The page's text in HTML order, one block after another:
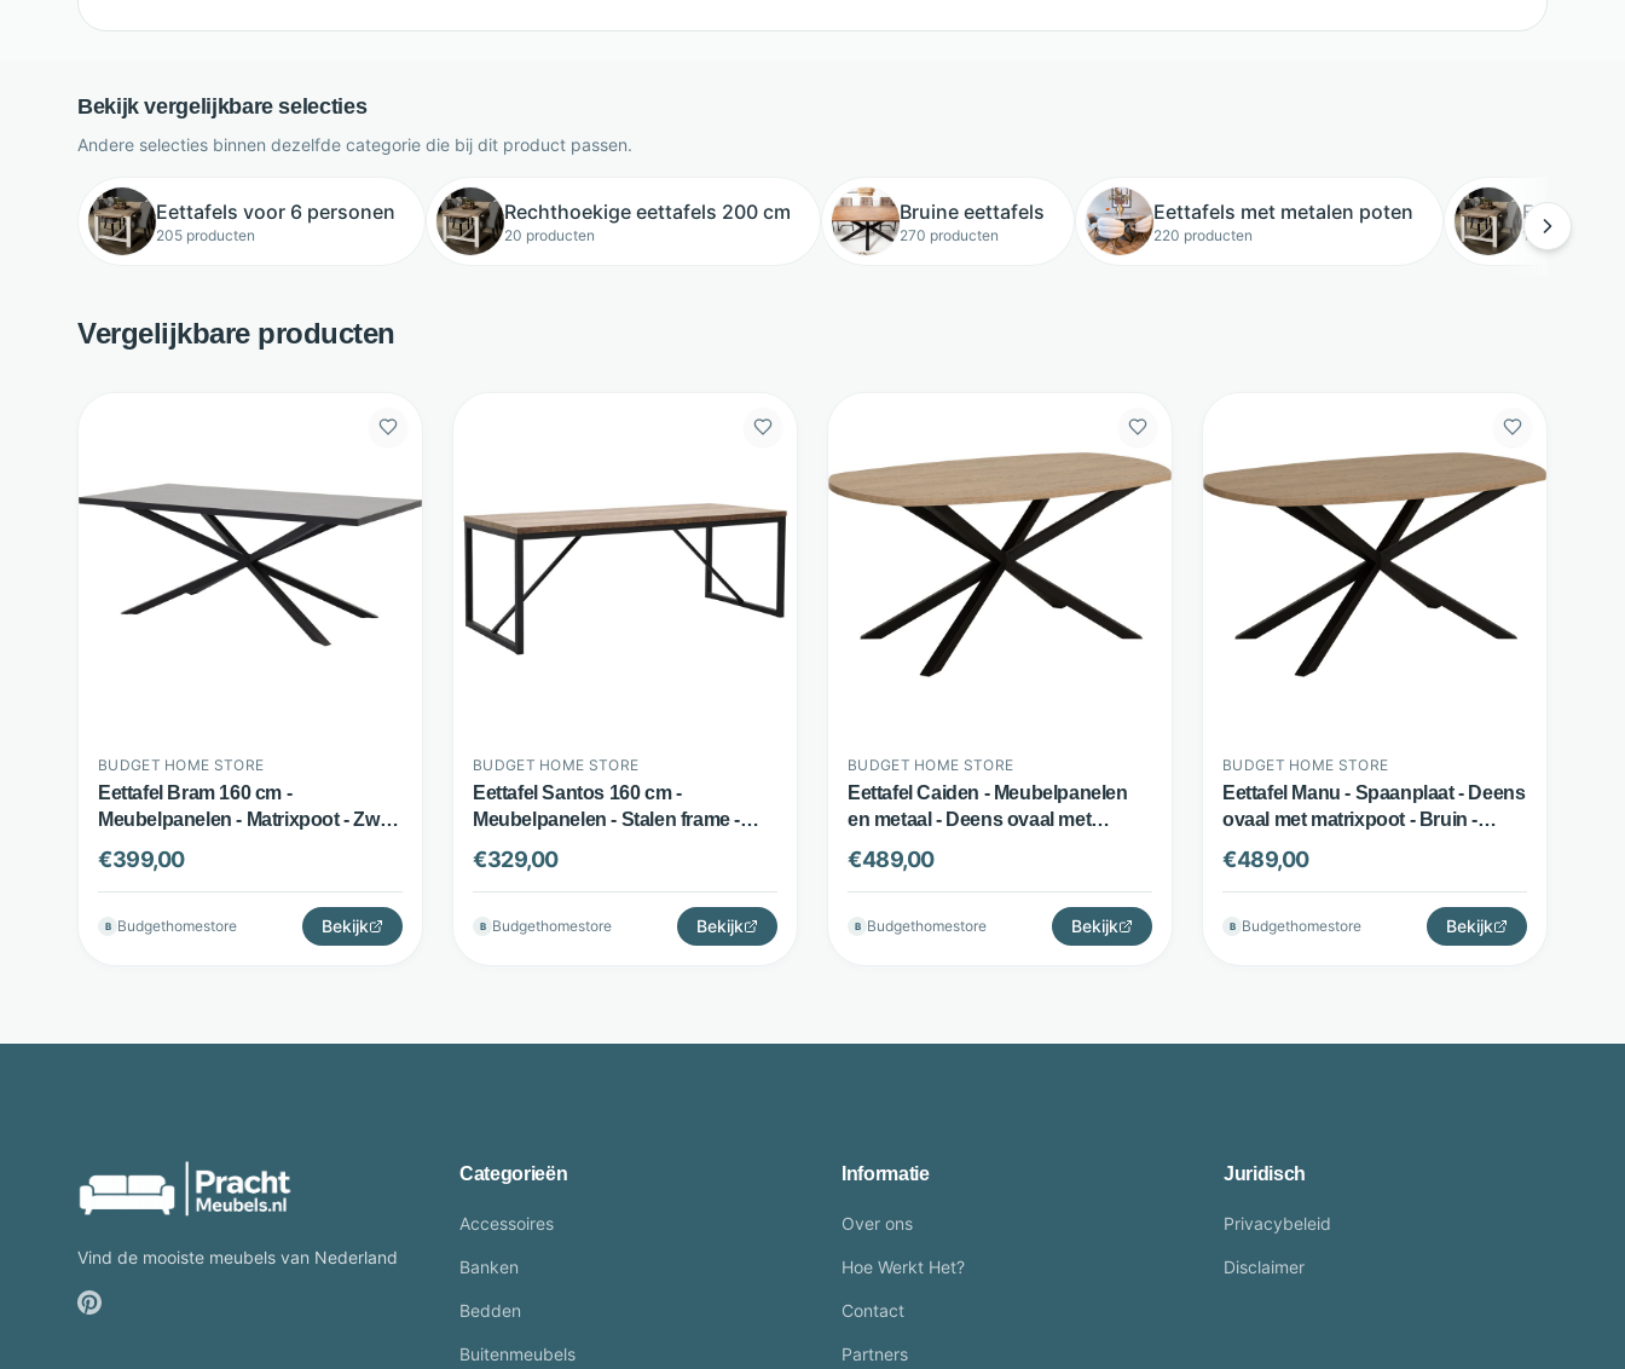
Bekijk vergelijkbare selecties
Andere selecties binnen dezelfde categorie die bij dit product passen.
Eettafels voor 6 personen
205 producten
Rechthoekige eettafels 200 cm
20 producten
Bruine eettafels
270 producten
Eettafels met metalen poten
220 producten
Eettafels
117 producten
Vergelijkbare producten
BUDGET HOME STORE
Eettafel Bram 160 cm -
Meubelpanelen - Matrixpoot - Zwart
- Budget Home Store
€399,00
B Budgethomestore Bekijk
BUDGET HOME STORE
Eettafel Santos 160 cm -
Meubelpanelen - Stalen frame -
Espresso - Budget Home Store
€329,00
B Budgethomestore Bekijk
BUDGET HOME STORE
Eettafel Caiden - Meubelpanelen
en metaal - Deens ovaal met
kruispoot - Bruin - Budget Home
Store
€489,00
B Budgethomestore Bekijk
BUDGET HOME STORE
Eettafel Manu - Spaanplaat - Deens
ovaal met matrixpoot - Bruin -
Budget Home Store
€489,00
B Budgethomestore Bekijk
Vind de mooiste meubels van Nederland
Categorieën
Accessoires
Banken
Bedden
Buitenmeubels
Informatie
Over ons
Hoe Werkt Het?
Contact
Partners
Juridisch
Privacybeleid
Disclaimer